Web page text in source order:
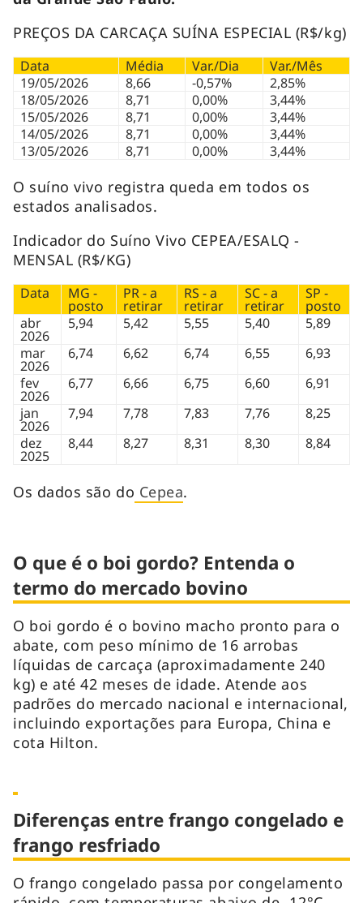
PREÇOS DA CARCAÇA SUÍNA ESPECIAL (R$/kg)
Data Média Var./Dia
Var./Mês
19/05/2026
8,66 -0,57%
2,85%
18/05/2026
8,71 0,00%
3,44%
15/05/2026
8,71 0,00%
3,44%
14/05/2026
8,71 0,00%
3,44%
13/05/2026
8,71 0,00% 3,44%
O suíno vivo registra queda em todos os
estados analisados.
Indicador do Suíno Vivo CEPEA/ESALQ -
MENSAL (R$/KG)
Data MG -
posto
PR - a
retirar
RS - a
retirar
SC - a
retirar
SP -
posto
abr
2026
5,94 5,42 5,55 5,40
5,89
mar
2026
6,74 6,62 6,74 6,55
6,93
fev
2026
6,77 6,66 6,75 6,60
6,91
jan
2026
7,94 7,78 7,83 7,76
8,25
dez
2025
8,44 8,27 8,31 8,30 8,84
Os dados são do Cepea.
O que é o boi gordo? Entenda o
termo do mercado bovino
O boi gordo é o bovino macho pronto para o
abate, com peso mínimo de 16 arrobas
líquidas de carcaça (aproximadamente 240
kg) e até 42 meses de idade. Atende aos
padrões do mercado nacional e internacional,
incluindo exportações para Europa, China e
cota Hilton.
Diferenças entre frango congelado e
frango resfriado
O frango congelado passa por congelamento